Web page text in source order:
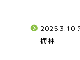
2025.3.10
梅林